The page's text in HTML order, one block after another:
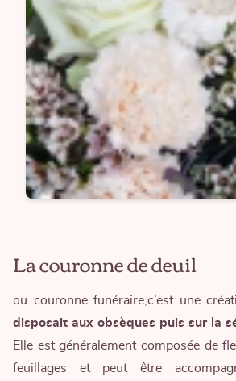
La couronne de deuil
ou couronne funéraire ,c’est une
disposait aux obsèques puis sur la
Elle est généralement composée de
feuillages et peut être